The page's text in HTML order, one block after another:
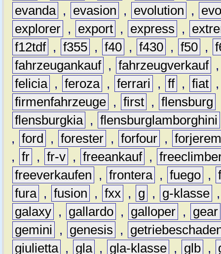
evanda , evasion , evolution ,
explorer , export , express ,
f12tdf , f355 , f40 , f430 , f50 ,
fahrzeugankauf , fahrzeugverkauf
felicia , feroza , ferrari , ff , fiat
firmenfahrzeuge , first , flensburg
flensburgkia , flensburglamborghini
, ford , forester , forfour ,
, fr , fr-v , freeankauf ,
freeverkaufen
, frontera , fuego ,
fura , fusion , fxx , g , g-klasse
galaxy , gallardo , galloper ,
gear
gemini
, genesis ,
giulietta , gla , gla-klasse , glb ,